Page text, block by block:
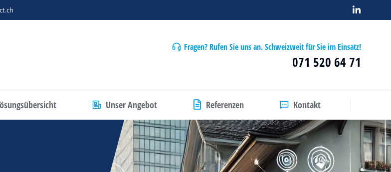
Fragen? Rufen Sie uns an. Schweizweit für Sie im Einsatz!
071 520 64 71
Unser Angebot Referenzen Kontakt